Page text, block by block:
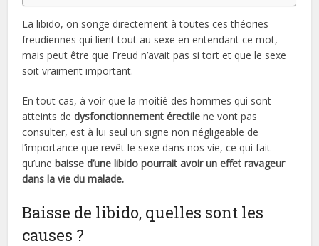
La libido, on songe directement à toutes ces théories
freudiennes qui lient tout au sexe en entendant ce mot,
mais peut être que Freud n’avait pas si tort et que le sexe
soit vraiment important.
En tout cas, à voir que la moitié des hommes qui sont
atteints dedysfonctionnement érectilene vont pas
consulter, est à lui seul un signe non négligeable de
l’importance que revêt le sexe dans nos vie, ce qui fait
qu’unebaisse d’une libido pourrait avoir un effet ravageur
dans la vie du malade.
Baisse de libido, quelles sont les
causes ?